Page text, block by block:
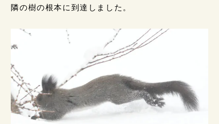
隣の樹の根本に到達しました。